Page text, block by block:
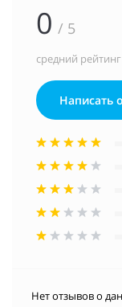
0 / 5
средний
Написать
Нет отзывов о